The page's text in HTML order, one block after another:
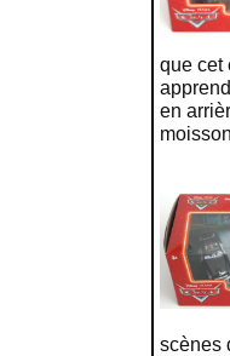
que cet
en
scènes